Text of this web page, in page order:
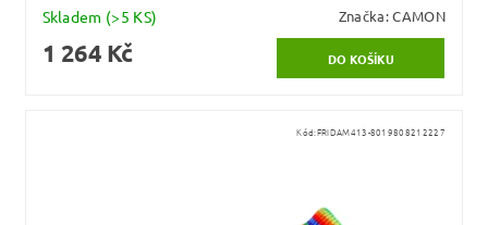
Skladem (>5 KS) Značka:CAMON
1 264 Kč
Kód:FRIDAM413-8019808212227